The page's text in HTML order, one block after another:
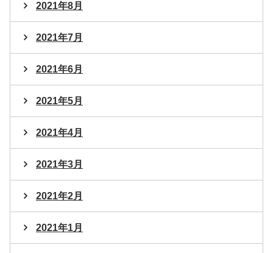
2021年8月
2021年7月
2021年6月
2021年5月
2021年4月
2021年3月
2021年2月
2021年1月